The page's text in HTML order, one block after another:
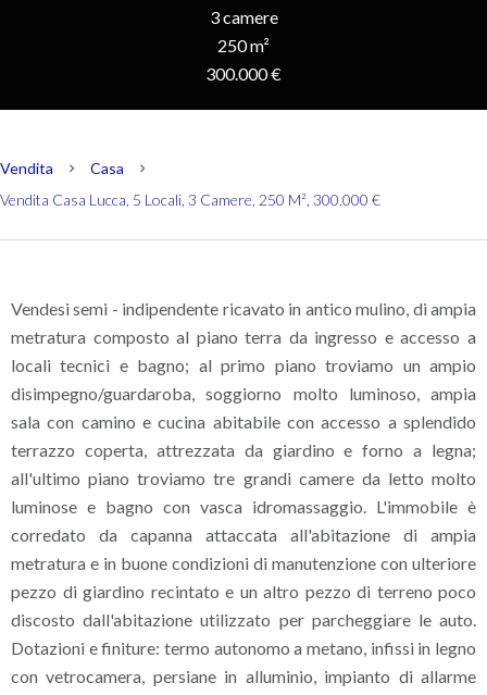
3 camere
250 m²
300.000 €
Vendita
Casa
Vendita Casa Lucca, 5 Locali, 3 Camere, 250 M², 300.000 €
Vendesi semi - indipendente ricavato in antico mulino, di ampia
metratura composto al piano terra da ingresso e accesso a
locali tecnici e bagno; al primo piano troviamo un ampio
disimpegno/guardaroba, soggiorno molto luminoso, ampia
sala con camino e cucina abitabile con accesso a splendido
terrazzo coperta, attrezzata da giardino e forno a legna;
all'ultimo piano troviamo tre grandi camere da letto molto
luminose e bagno con vasca idromassaggio. L'immobile è
corredato da capanna attaccata all'abitazione di ampia
metratura e in buone condizioni di manutenzione con ulteriore
pezzo di giardino recintato e un altro pezzo di terreno poco
discosto dall'abitazione utilizzato per parcheggiare le auto.
Dotazioni e finiture: termo autonomo a metano, infissi in legno
con vetrocamera, persiane in alluminio, impianto di allarme